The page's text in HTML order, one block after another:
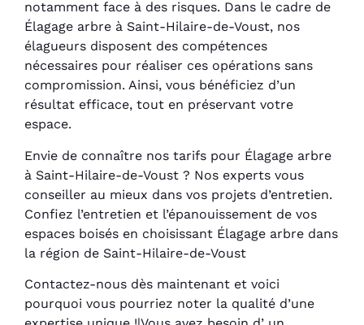
notamment face à des risques. Dans le cadre de
Élagage arbre à Saint-Hilaire-de-Voust, nos
élagueurs disposent des compétences
nécessaires pour réaliser ces opérations sans
compromission. Ainsi, vous bénéficiez d’un
résultat efficace, tout en préservant votre
espace.
Envie de connaître nos tarifs pour Élagage arbre
à Saint-Hilaire-de-Voust ? Nos experts vous
conseiller au mieux dans vos projets d’entretien.
Confiez l’entretien et l’épanouissement de vos
espaces boisés en choisissant Élagage arbre dans
la région de Saint-Hilaire-de-Voust
Contactez-nous dès maintenant et voici
pourquoi vous pourriez noter la qualité d’une